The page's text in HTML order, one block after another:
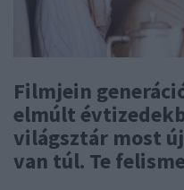
Filmjein
elmúlt
világsztár most
van túl. Te